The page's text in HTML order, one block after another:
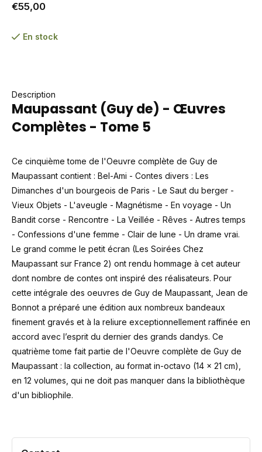
€55,00
En stock
Description
Maupassant (Guy de) - Œuvres
Complètes - Tome 5
Ce cinquième tome de l'Oeuvre complète de Guy de
Maupassant contient : Bel-Ami - Contes divers : Les
Dimanches d'un bourgeois de Paris - Le Saut du berger -
Vieux Objets - L'aveugle - Magnétisme - En voyage - Un
Bandit corse - Rencontre - La Veillée - Rêves - Autres temps
- Confessions d'une femme - Clair de lune - Un drame vrai.
Le grand comme le petit écran (Les Soirées Chez
Maupassant sur France 2) ont rendu hommage à cet auteur
dont nombre de contes ont inspiré des réalisateurs. Pour
cette intégrale des oeuvres de Guy de Maupassant, Jean de
Bonnot a préparé une édition aux nombreux bandeaux
finement gravés et à la reliure exceptionnellement raffinée en
accord avec l’esprit du dernier des grands dandys. Ce
quatrième tome fait partie de l'Oeuvre complète de Guy de
Maupassant : la collection, au format in-octavo (14 x 21 cm),
en 12 volumes, qui ne doit pas manquer dans la bibliothèque
d'un bibliophile.